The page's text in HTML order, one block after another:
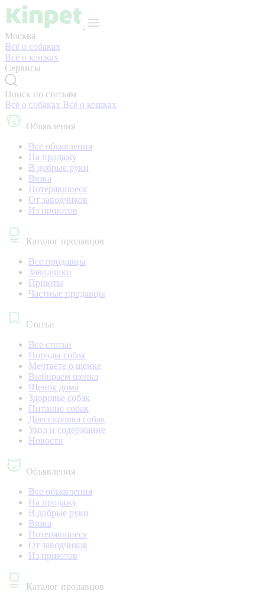
Москва
Всё о собаках
Всё о кошках
Сервисы
Поиск по статьям
Всё о собаках Всё о кошках
Объявления
Все объявления
На продажу
В добрые руки
Вязка
Потерявшиеся
От заводчиков
Из приютов
Каталог продавцов
Все продавцы
Заводчики
Приюты
Частные продавцы
Статьи
Все статьи
Породы собак
Мечтаете о щенке
Выбираем щенка
Щенок дома
Здоровье собак
Питание собак
Дрессировка собак
Уход и содержание
Новости
Объявления
Все объявления
На продажу
В добрые руки
Вязка
Потерявшиеся
От заводчиков
Из приютов
Каталог продавцов